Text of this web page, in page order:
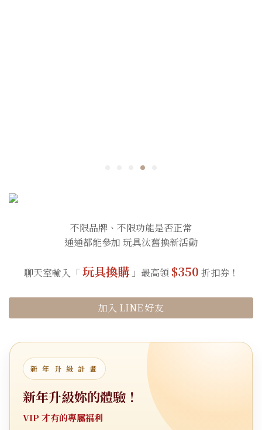
不限品牌、不限功能是否正常
通通都能參加 玩具汰舊換新活動
聊天室輸入「玩具換購」最高領$350 折扣券！
加入 LINE 好友
新 年 升 級 計 畫
新年升級妳的體驗！
VIP 才有的專屬福利